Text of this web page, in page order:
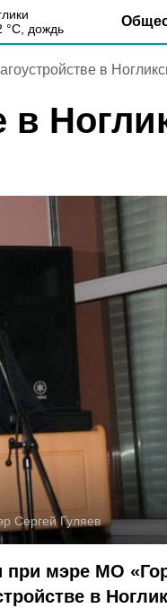
°С, дождь
в
в
Сергей Гуляев
при мэре МО
в